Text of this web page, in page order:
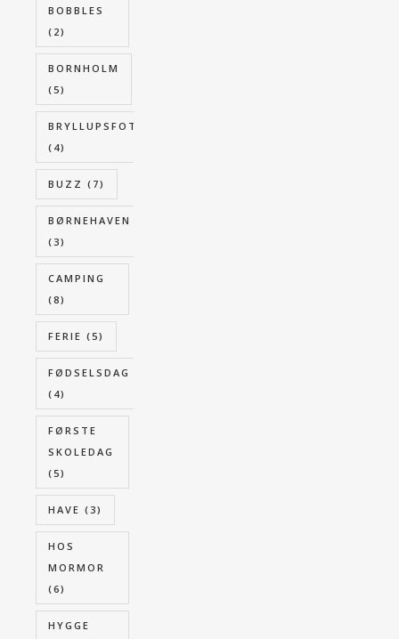
BOBBLES
(2)
BORNHOLM
(5)
BRYLLUPSFOTOGRAFERING
(4)
BUZZ (7)
BØRNEHAVEN
(3)
CAMPING
(8)
FERIE (5)
FØDSELSDAG
(4)
FØRSTE
SKOLEDAG
(5)
HAVE (3)
HOS
MORMOR
(6)
HYGGE